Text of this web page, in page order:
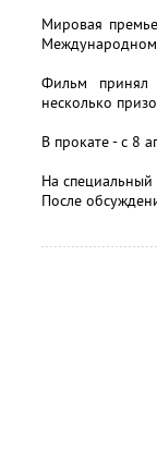
Мировая
Фильм принял
несколько
В прокате - с 8
На
После